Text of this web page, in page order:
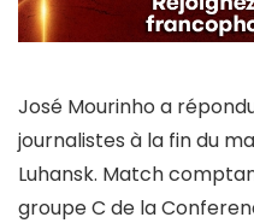
José Mourinho a
journalistes à la fin du
Luhansk. Match
groupe C de la